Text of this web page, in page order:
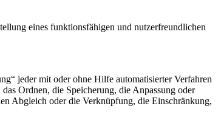
eines funktionsfähigen und nutzerfreundlichen
jeder mit oder ohne Hilfe automatisierter Verfahren
Ordnen, die Speicherung, die Anpassung oder
Abgleich oder die Verknüpfung, die Einschränkung,